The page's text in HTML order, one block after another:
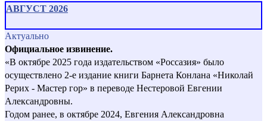
АВГУСТ 2026
Актуально
Официальное извинение.
«В октябре 2025 года издательством «Россазия» было
осуществлено 2-е издание книги Барнета Конлана «Николай
Рерих - Мастер гор» в переводе Нестеровой Евгении
Александровны.
Годом ранее, в октябре 2024, Евгения Александровна